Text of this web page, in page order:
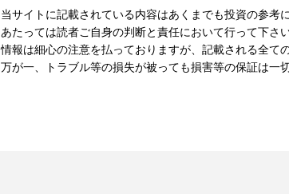
当サイトに記載されている内容はあくまでも投資の参考
あたっては読者ご自身の判断と責任において行って下さ
情報は細心の注意を払っておりますが、記載される全て
万が一、トラブル等の損失が被っても損害等の保証は一